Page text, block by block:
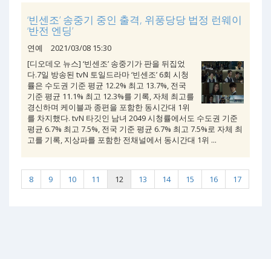
‘빈센조’ 송중기 중인 출격, 위풍당당 법정 런웨이
‘반전 엔딩’
연예
2021/03/08 15:30
[디오데오 뉴스] ‘빈센조’ 송중기가 판을 뒤집었
다.7일 방송된 tvN 토일드라마 ‘빈센조’ 6회 시청
률은 수도권 기준 평균 12.2% 최고 13.7%, 전국
기준 평균 11.1% 최고 12.3%를 기록, 자체 최고를
경신하며 케이블과 종편을 포함한 동시간대 1위
를 차지했다. tvN 타깃인 남녀 2049 시청률에서도 수도권 기준
평균 6.7% 최고 7.5%, 전국 기준 평균 6.7% 최고 7.5%로 자체 최
고를 기록, 지상파를 포함한 전채널에서 동시간대 1위 ...
8 9 10 11 12 13 14 15 16 17